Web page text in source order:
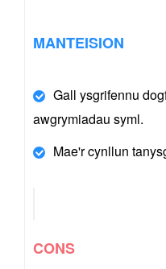
MANTEISION
Gall ysgrifennu
awgrymiadau syml.
Mae'r cynllun
CONS